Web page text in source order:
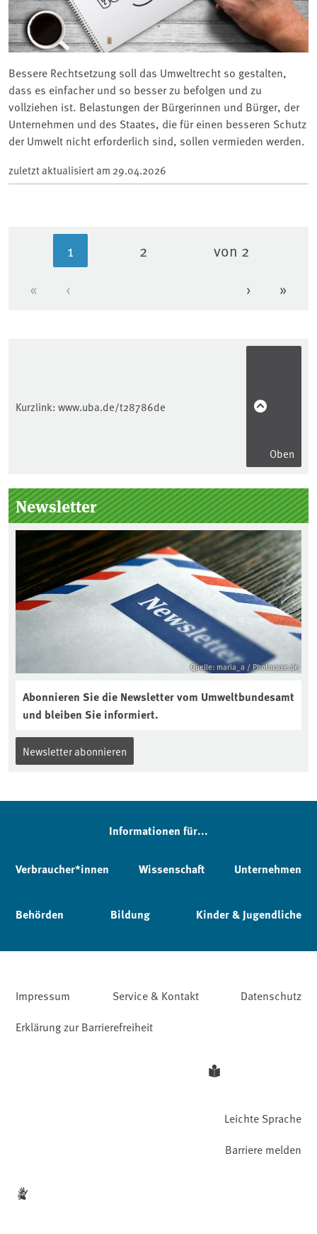
Bessere Rechtsetzung soll das Umweltrecht so gestalten,
dass es einfacher und so besser zu befolgen und zu
vollziehen ist. Belastungen der Bürgerinnen und Bürger, der
Unternehmen und des Staates, die für einen besseren Schutz
der Umwelt nicht erforderlich sind, sollen vermieden werden.
zuletzt aktualisiert am 29.04.2026
Erste Seite
« Vorherige Seite
‹
Aktuelle Seite
1 Seite
2 von 2
Nächste
› »
Kurzlink: www.uba.de/t28786de
Oben
Seitenleiste
Newsletter
Quelle: maria_a / Photocase.de
Abonnieren Sie die Newsletter vom Umweltbundesamt
und bleiben Sie informiert.
Newsletter abonnieren
Informationen für...
Verbraucher*innen Wissenschaft Unternehmen
Behörden Bildung Kinder & Jugendliche
Impressum Service & Kontakt
Datenschutz
Erklärung zur Barrierefreiheit
Leichte Sprache
Barriere melden